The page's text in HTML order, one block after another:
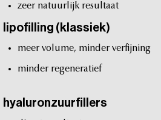
zeer natuurlijk resultaat
lipofilling (klassiek)
meer volume, minder verfijning
minder regeneratief
hyaluronzuurfillers